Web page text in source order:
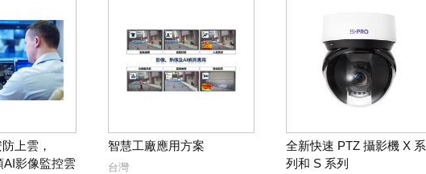
上雲，
AI影像監控雲
智慧工廠應用方案
台灣
全新快速 PTZ 攝影機 X 系
列和 S 系列